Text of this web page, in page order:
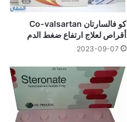
كو فالسارتان Co-valsartan
أقراص لعلاج ارتفاع ضغط الدم
2023-09-07